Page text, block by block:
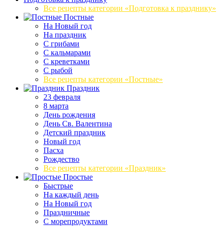
Все рецепты категории «Подготовка к празднику»
Постные
На Новый год
На праздник
С грибами
С кальмарами
С креветками
С рыбой
Все рецепты категории «Постные»
Праздник
23 февраля
8 марта
День рождения
День Св. Валентина
Детский праздник
Новый год
Пасха
Рождество
Все рецепты категории «Праздник»
Простые
Быстрые
На каждый день
На Новый год
Праздничные
С морепродуктами